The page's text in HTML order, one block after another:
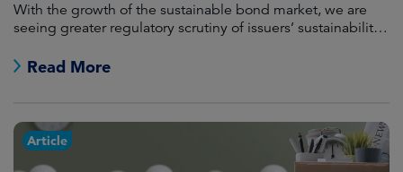
With the growth of the sustainable bond market, we are
seeing greater regulatory scrutiny of issuers’ sustainability
Read More
Article